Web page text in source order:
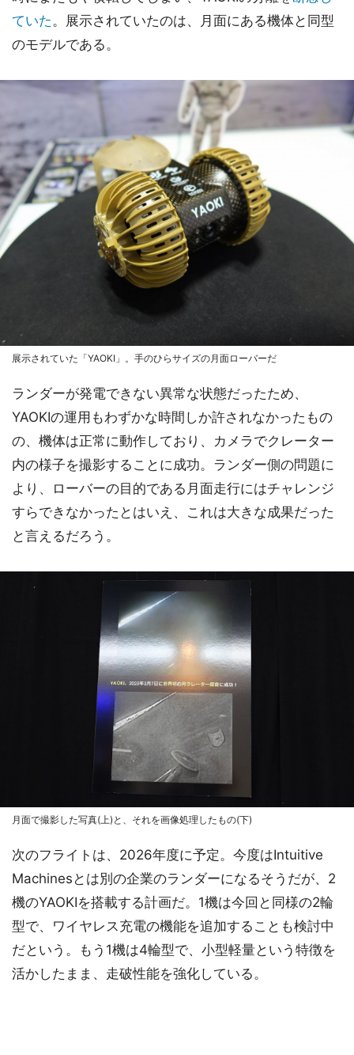
ていた。展示されていたのは、月面にある機体と同型
のモデルである。
展示されていた「YAOKI」。手のひらサイズの月面ローバーだ
ランダーが発電できない異常な状態だったため、
YAOKIの運用もわずかな時間しか許されなかったもの
の、機体は正常に動作しており、カメラでクレーター
内の様子を撮影することに成功。ランダー側の問題に
より、ローバーの目的である月面走行にはチャレンジ
すらできなかったとはいえ、これは大きな成果だった
と言えるだろう。
月面で撮影した写真(上)と、それを画像処理したもの(下)
次のフライトは、2026年度に予定。今度はIntuitive
Machinesとは別の企業のランダーになるそうだが、2
機のYAOKIを搭載する計画だ。1機は今回と同様の2輪
型で、ワイヤレス充電の機能を追加することも検討中
だという。もう1機は4輪型で、小型軽量という特徴を
活かしたまま、走破性能を強化している。